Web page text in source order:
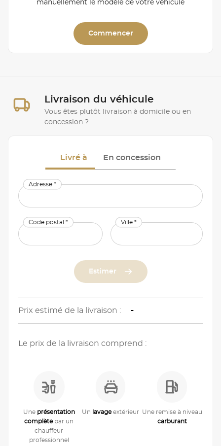
manuellement le modèle de votre véhicule
Commencer
Livraison du véhicule
Vous êtes plutôt livraison à domicile ou en
concession ?
Livré à En concession
Adresse *
Code postal * Ville *
Estimer
Prix estimé de la livraison : -
Le prix de la livraison comprend :
Une présentation
complètepar un
chauffeur
professionnel
Un lavageextérieur Une remise à niveau
carburant